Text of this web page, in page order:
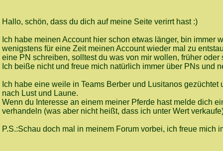
Hallo, schön, dass du dich auf meine Seite verirrt hast :)
Ich habe meinen Account hier schon etwas länger, bin
wenigstens für eine Zeit meinen Account wieder mal zu
eine PN schreiben, solltest du was von mir wollen, früher
Ich beiße nicht und freue mich natürlich immer über PNs und
Ich habe eine weile in Teams Berber und Lusitanos
nach Lust und Laune.
Wenn du Interesse an einem meiner Pferde hast melde dich
verhandeln (was aber nicht heißt, dass ich unter Wert
P.S.:Schau doch mal in meinem Forum vorbei, ich freue mich